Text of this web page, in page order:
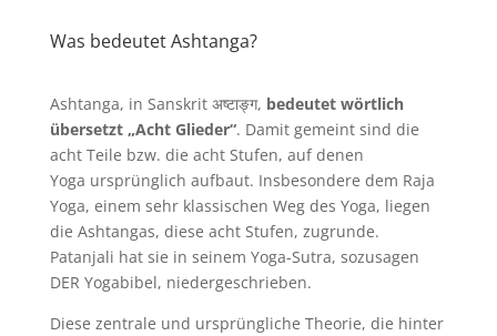
Was bedeutet Ashtanga?
Ashtanga, in Sanskrit अष्टाङ्ग, bedeutet wörtlich
übersetzt „Acht Glieder“. Damit gemeint sind die
acht Teile bzw. die acht Stufen, auf denen
Yoga ursprünglich aufbaut. Insbesondere dem Raja
Yoga, einem sehr klassischen Weg des Yoga, liegen
die Ashtangas, diese acht Stufen, zugrunde.
Patanjali hat sie in seinem Yoga-Sutra, sozusagen
DER Yogabibel, niedergeschrieben.
Diese zentrale und ursprüngliche Theorie, die hinter